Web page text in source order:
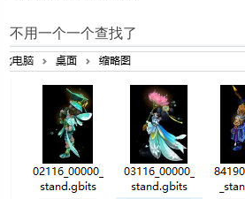
不用一个一个查找了